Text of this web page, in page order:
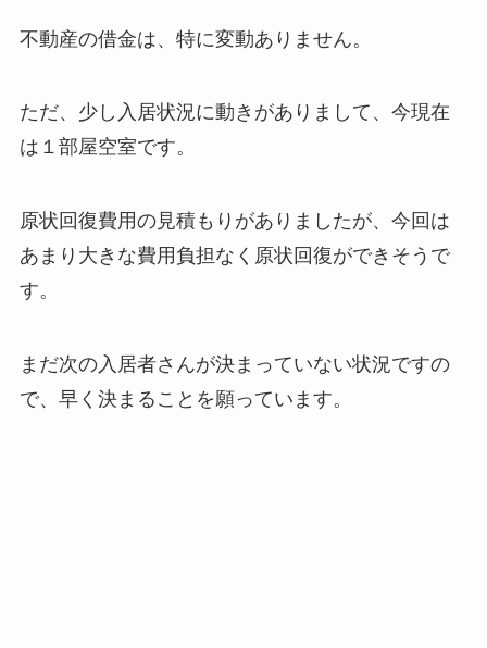
不動産の借金は、特に変動ありません。
ただ、少し入居状況に動きがありまして、今現在
は１部屋空室です。
原状回復費用の見積もりがありましたが、今回は
あまり大きな費用負担なく原状回復ができそうで
す。
まだ次の入居者さんが決まっていない状況ですの
で、早く決まることを願っています。